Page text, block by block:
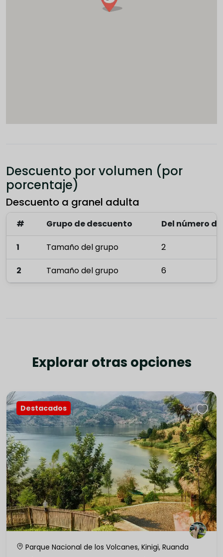
Descuento por volumen (por
porcentaje)
Descuento a granel adulta
# Grupo de descuento Del número
1 Tamaño del grupo 2
2 Tamaño del grupo 6
Explorar otras opciones
Destacados
Parque Nacional de los Volcanes, Kinigi, Ruanda